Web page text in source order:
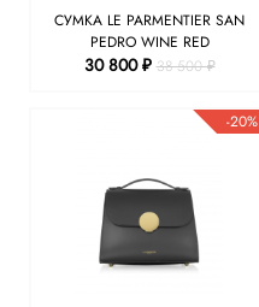
СУМКА LE PARMENTIER SAN
PEDRO WINE RED
30 800 ₽38 500 ₽
-20%